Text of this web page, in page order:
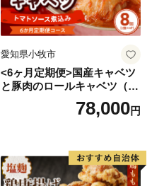
愛知県小牧市
<6ヶ月定期便>国産キャベツ
と豚肉のロールキャベツ（4P
78,000円